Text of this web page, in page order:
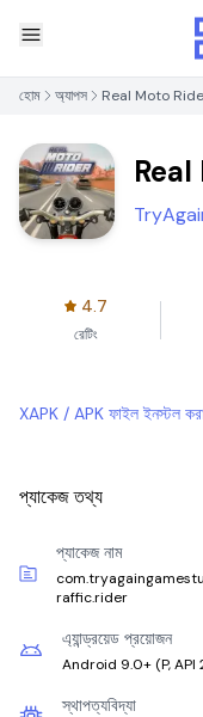
হোম অ্যাপস Real Moto
4.7
রেটিং
XAPK / APK ফাইল ইনস্টল
প্যাকেজ তথ্য
প্যাকেজ নাম
raffic.rider
এ্যান্ড্রয়েড প্রয়োজন
Android 9.0+ (P, API
স্থাপত্যবিদ্যা